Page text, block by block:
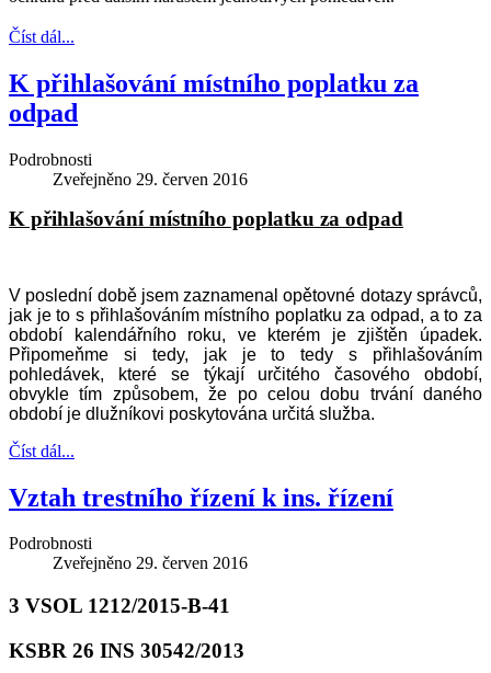
Číst dál...
K přihlašování místního poplatku za
odpad
Podrobnosti
Zveřejněno 29. červen 2016
K přihlašování místního poplatku za odpad
V poslední době jsem zaznamenal opětovné dotazy správců,
jak je to s přihlašováním místního poplatku za odpad, a to za
období kalendářního roku, ve kterém je zjištěn úpadek.
Připomeňme si tedy, jak je to tedy s přihlašováním
pohledávek, které se týkají určitého časového období,
obvykle tím způsobem, že po celou dobu trvání daného
období je dlužníkovi poskytována určitá služba.
Číst dál...
Vztah trestního řízení k ins. řízení
Podrobnosti
Zveřejněno 29. červen 2016
3 VSOL 1212/2015-B-41
KSBR 26 INS 30542/2013